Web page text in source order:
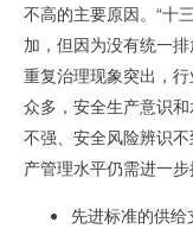
不高的主要原因。“十
加，但因为没有统一
重复治理现象突出，
众多，安全生产意识
不强、安全风险辨识
产管理水平仍需进一步
先进标准的供给